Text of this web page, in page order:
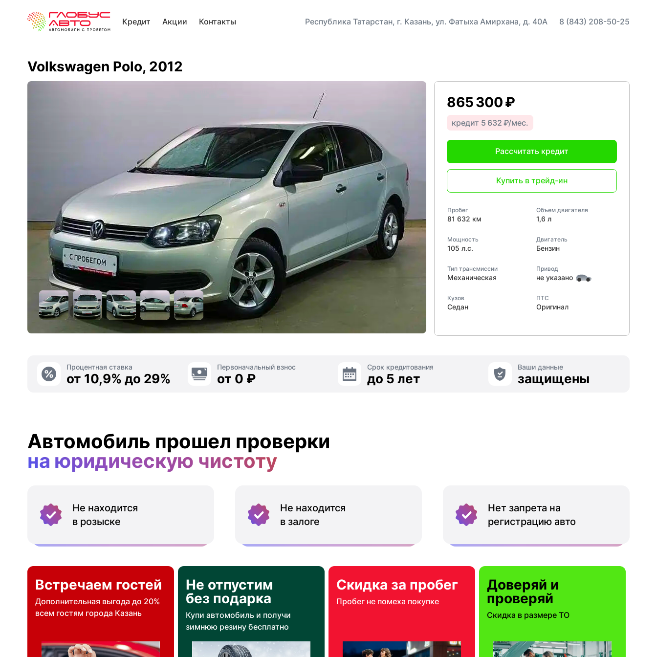
Кредит Акции Контакты Республика Татарстан, г. Казань, ул. Фатыха Амирхана, д. 40А 8 (843) 208-50-25
Volkswagen Polo, 2012
865 300 ₽
кредит 5 632 ₽/мес.
Рассчитать кредит
Купить в трейд-ин
Пробег
81 632 км
Объем двигателя
1,6 л
Мощность
105 л.с.
Двигатель
Бензин
Тип трансмиссии
Механическая
Привод
не указано
Кузов
Седан
ПТС
Оригинал
Процентная ставка
от 10,9% до 29%
Первоначальный взнос
от 0 ₽
Срок кредитования
до 5 лет
Ваши данные
защищены
Автомобиль прошел проверки
на юридическую чистоту
Не находится
в розыске
Не находится
в залоге
Нет запрета на
регистрацию авто
Встречаем гостей
Дополнительная выгода до 20%
всем гостям города Казань
Не отпустим
без подарка
Купи автомобиль и получи
зимнюю резину бесплатно
Скидка за пробег
Пробег не помеха покупке
Доверяй и
проверяй
Скидка в размере ТО